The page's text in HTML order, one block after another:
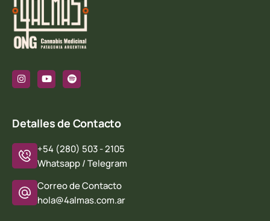
Detalles de Contacto
+54 (280) 503 - 2105
Whatsapp / Telegram
Correo de Contacto
hola@4almas.com.ar